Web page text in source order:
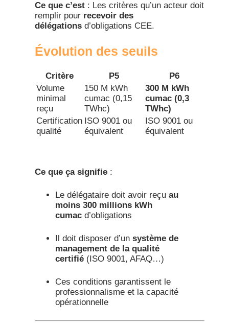
Ce que c’est : Les critères qu’un acteur doit
remplir pour recevoir des
délégations d’obligations CEE.​
Évolution des seuils
Critère P5
P6
Volume
minimal
reçu
150 M kWh
cumac (0,15
TWhc)
300 M kWh
cumac (0,3
TWhc)
Certification
qualité
ISO 9001 ou
équivalent
ISO 9001 ou
équivalent
Ce que ça signifie :
Le délégataire doit avoir reçu au
moins 300 millions kWh
cumac d’obligations
Il doit disposer d’un système de
management de la qualité
certifié (ISO 9001, AFAQ…)
Ces conditions garantissent le
professionnalisme et la capacité
opérationnelle​